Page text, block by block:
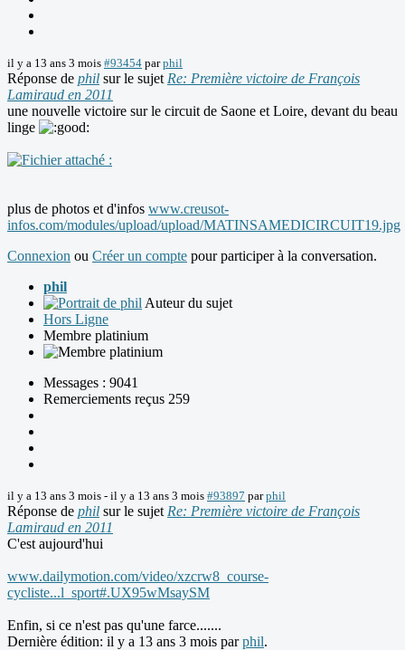
il y a 13 ans 3 mois #93454 parphil
Réponse de phil sur le sujet Re: Première victoire de François
Lamiraud en 2011
une nouvelle victoire sur le circuit de Saone et Loire, devant du beau
linge
plus de photos et d'infos www.creusot-
infos.com/modules/upload/upload/MATINSAMEDICIRCUIT19.jpg
Connexion ou Créer un compte pour participer à la conversation.
phil
Auteur du sujet
Hors Ligne
Membre platinium
Messages : 9041
Remerciements reçus 259
il y a 13 ans 3 mois - il y a 13 ans 3 mois #93897 parphil
Réponse de phil sur le sujet Re: Première victoire de François
Lamiraud en 2011
C'est aujourd'hui
www.dailymotion.com/video/xzcrw8_course-
cycliste...l_sport#.UX95wMsaySM
Enfin, si ce n'est pas qu'une farce.......
Dernière édition: il y a 13 ans 3 mois parphil.